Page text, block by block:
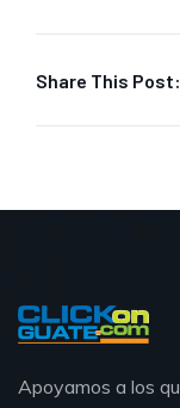
Share This Post:
Apoyamos a los